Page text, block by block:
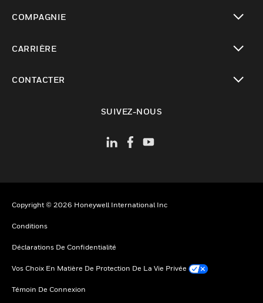
COMPAGNIE
CARRIÈRE
CONTACTER
SUIVEZ-NOUS
Copyright © 2026 Honeywell International Inc
Conditions
Déclarations De Confidentialité
Vos Choix En Matière De Protection De La Vie Privée
Témoin De Connexion